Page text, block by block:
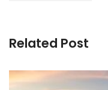
Related Post